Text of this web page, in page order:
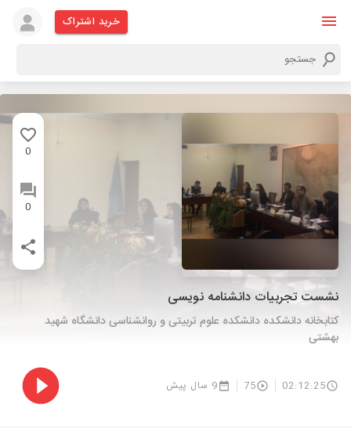
خرید اشتراک
0
0
نشست تجربیات دانشنامه نویسی
کتابخانه دانشکده دانشکده علوم تربیتی و روانشناسی دانشگاه شهید
بهشتی
02:12:25
75 9 سال پیش